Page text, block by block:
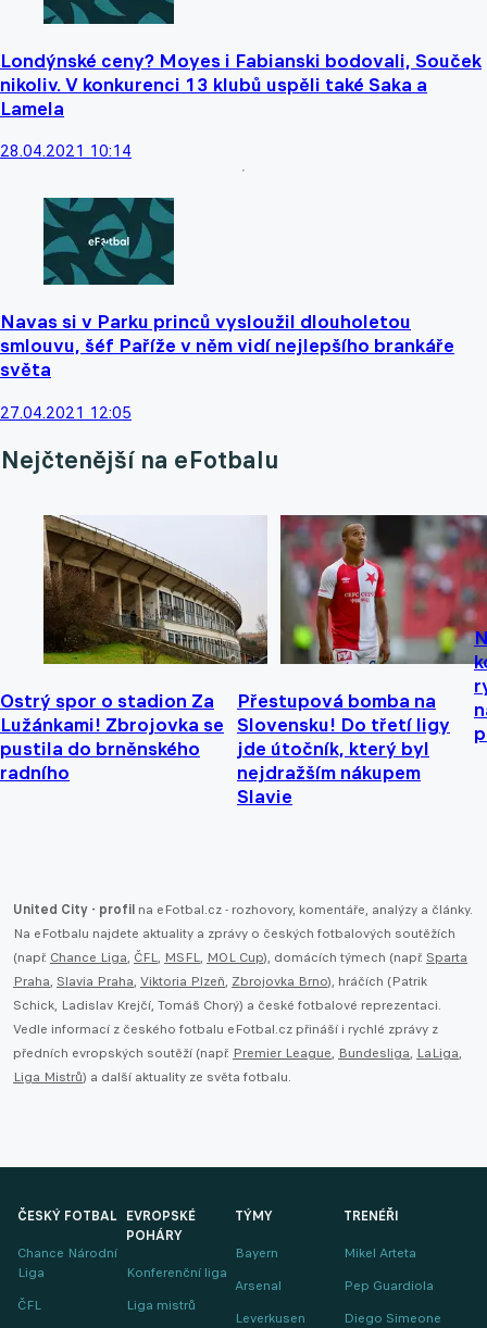
Londýnské ceny? Moyes i Fabianski bodovali, Souček
nikoliv. V konkurenci 13 klubů uspěli také Saka a
Lamela
28.04.2021 10:14
Navas si v Parku princů vysloužil dlouholetou
smlouvu, šéf Paříže v něm vidí nejlepšího brankáře
světa
27.04.2021 12:05
Nejčtenější na eFotbalu
Ostrý spor o stadion Za
Lužánkami! Zbrojovka se
pustila do brněnského
radního
Přestupová bomba na
Slovensku! Do třetí ligy
jde útočník, který byl
nejdražším nákupem
Slavie
United City - profil na eFotbal.cz - rozhovory, komentáře, analýzy a články.
Na eFotbalu najdete aktuality a zprávy o českých fotbalových soutěžích
(např. Chance Liga, ČFL, MSFL, MOL Cup), domácích týmech (např. Sparta
Praha, Slavia Praha, Viktoria Plzeň, Zbrojovka Brno), hráčích (Patrik
Schick, Ladislav Krejčí, Tomáš Chorý) a české fotbalové reprezentaci.
Vedle informací z českého fotbalu eFotbal.cz přináší i rychlé zprávy z
předních evropských soutěží (např. Premier League, Bundesliga, LaLiga,
Liga Mistrů) a další aktuality ze světa fotbalu.
ČESKÝ FOTBAL
Chance Národní
Liga
ČFL
EVROPSKÉ
POHÁRY
Konferenční liga
Liga mistrů
TÝMY
Bayern
Arsenal
Leverkusen
TRENÉŘI
Mikel Arteta
Pep Guardiola
Diego Simeone